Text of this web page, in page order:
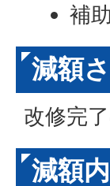
補
減額
改修完
減額